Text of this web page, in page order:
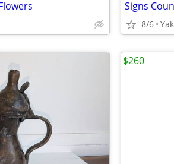
Signs
8/6
$260